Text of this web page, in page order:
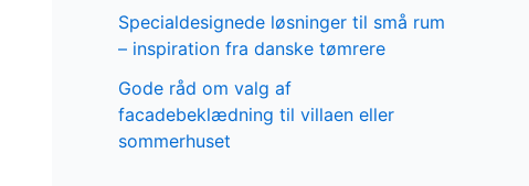
Specialdesignede løsninger til små rum
– inspiration fra danske tømrere
Gode råd om valg af
facadebeklædning til villaen eller
sommerhuset